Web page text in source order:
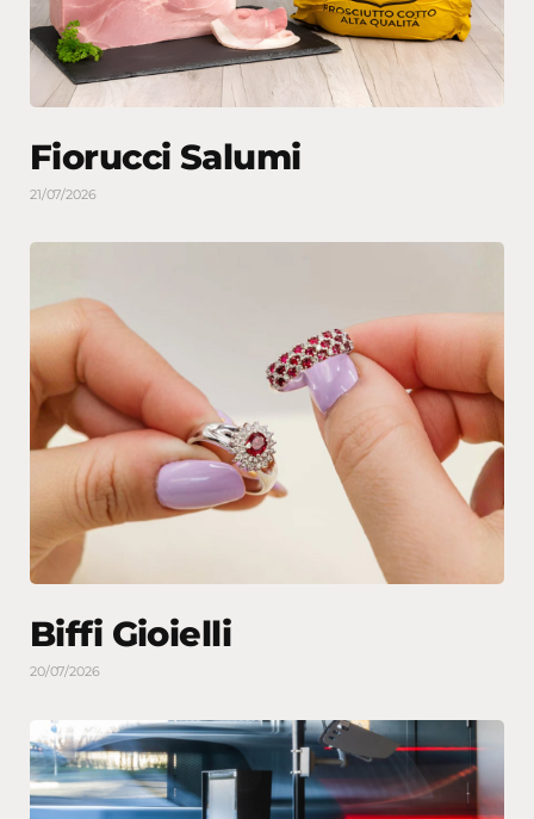
Fiorucci Salumi
21/07/2026
Biffi Gioielli
20/07/2026